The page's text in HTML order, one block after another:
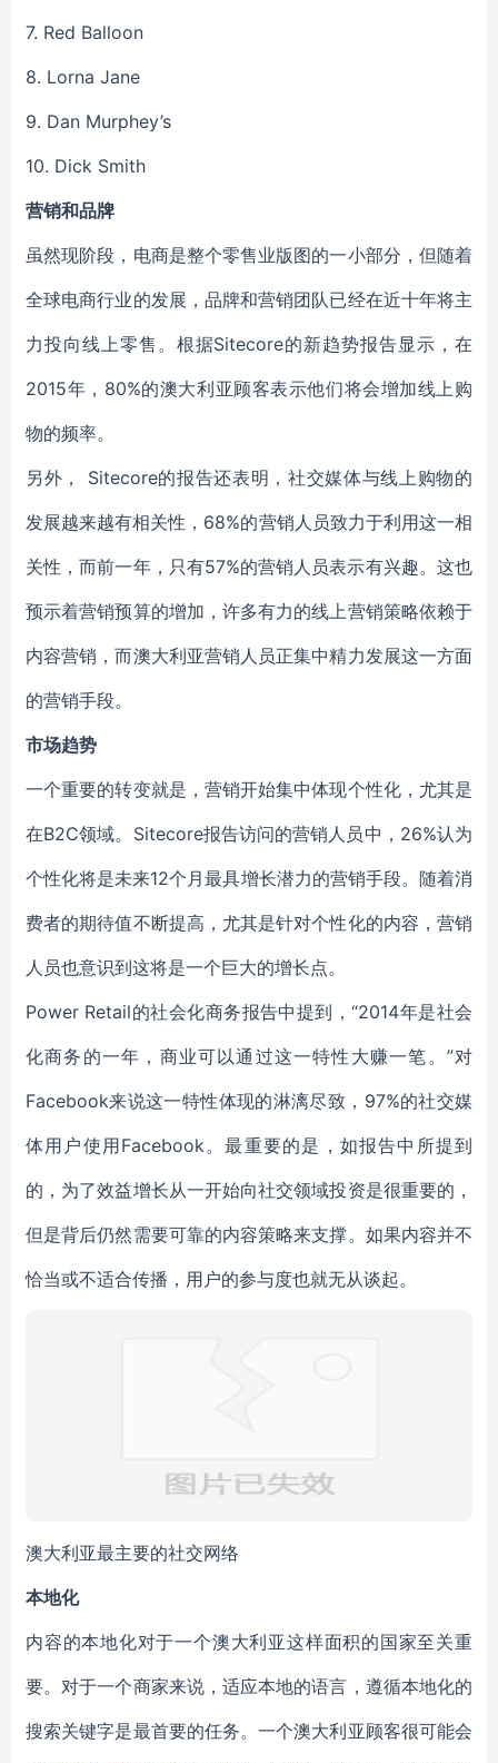
7. Red Balloon
8. Lorna Jane
9. Dan Murphey’s
10. Dick Smith
营销和品牌
虽然现阶段，电商是整个零售业版图的一小部分，但随着
全球电商行业的发展，品牌和营销团队已经在近十年将主
力投向线上零售。根据Sitecore的新趋势报告显示，在
2015年，80%的澳大利亚顾客表示他们将会增加线上购
物的频率。
另外， Sitecore的报告还表明，社交媒体与线上购物的
发展越来越有相关性，68%的营销人员致力于利用这一相
关性，而前一年，只有57%的营销人员表示有兴趣。这也
预示着营销预算的增加，许多有力的线上营销策略依赖于
内容营销，而澳大利亚营销人员正集中精力发展这一方面
的营销手段。
市场趋势
一个重要的转变就是，营销开始集中体现个性化，尤其是
在B2C领域。Sitecore报告访问的营销人员中，26%认为
个性化将是未来12个月最具增长潜力的营销手段。随着消
费者的期待值不断提高，尤其是针对个性化的内容，营销
人员也意识到这将是一个巨大的增长点。
Power Retail的社会化商务报告中提到，“2014年是社会
化商务的一年，商业可以通过这一特性大赚一笔。”对
Facebook来说这一特性体现的淋漓尽致，97%的社交媒
体用户使用Facebook。最重要的是，如报告中所提到
的，为了效益增长从一开始向社交领域投资是很重要的，
但是背后仍然需要可靠的内容策略来支撑。如果内容并不
恰当或不适合传播，用户的参与度也就无从谈起。
澳大利亚最主要的社交网络
本地化
内容的本地化对于一个澳大利亚这样面积的国家至关重
要。对于一个商家来说，适应本地的语言，遵循本地化的
搜索关键字是最首要的任务。一个澳大利亚顾客很可能会